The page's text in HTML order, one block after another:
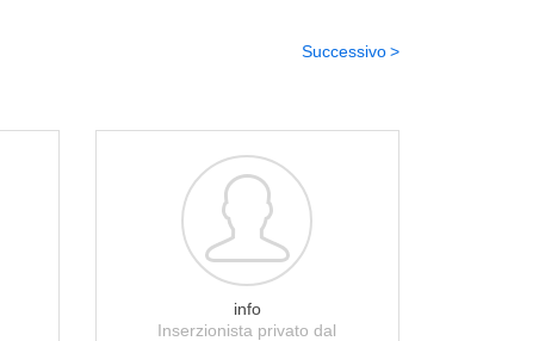
Successivo
info
Inserzionista privato dal